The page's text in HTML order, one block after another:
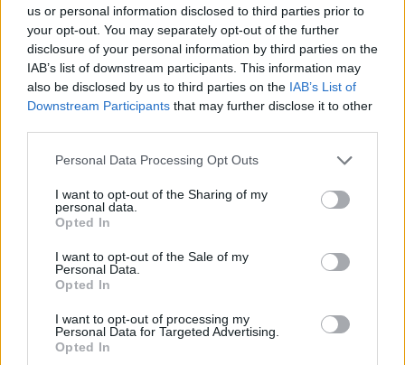
us or personal information disclosed to third parties prior to
your opt-out. You may separately opt-out of the further
disclosure of your personal information by third parties on the
IAB’s list of downstream participants. This information may
also be disclosed by us to third parties on the IAB’s List of
Downstream Participants that may further disclose it to other
Please note that this website/app uses one or more Google
not limited to your visit or usage behaviour. You may click to
grant or deny consent to Google and its third-party tags to
use your data for below specified purposes in below Google
consent section.
Personal Data Processing Opt Outs
I want to opt-out of the Sharing of my
personal data.
Opted In
I want to opt-out of the Sale of my
Personal Data.
Opted In
I want to opt-out of processing my
Personal Data for Targeted Advertising.
Opted In
Χρηματιστήριο Αθηνών:
του έτους
ΣΚΑΪ: Ολοκληρώθηκε η
Δημητριάδη - Ο Γιάννης
θέση του CEO
Media: Με ενίσχυση 8 εκατ. ευρώ σε 451 επιχειρήσεις
ξεκίνησε το πρόγραμμα στήριξης- Κάλυψη εισφορών